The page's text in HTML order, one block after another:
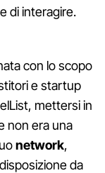
di interagire.
con lo scopo
e startup
mettersi in
non era una
network,
da